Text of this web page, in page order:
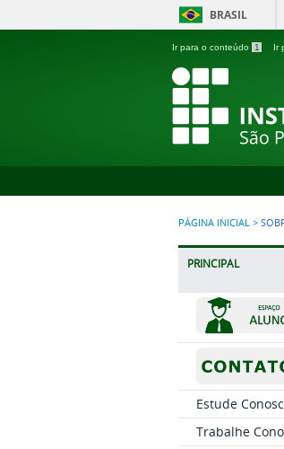
BRASIL
Ir para o conteúdo 1 Ir
PÁGINA INICIAL >
PRINCIPAL
Estude
Trabalhe